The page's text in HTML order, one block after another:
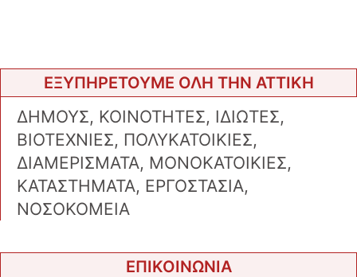
ΕΞΥΠΗΡΕΤΟΥΜΕ ΟΛΗ ΤΗΝ ΑΤΤΙΚΗ
ΔΗΜΟΥΣ, ΚΟΙΝΟΤΗΤΕΣ, ΙΔΙΩΤΕΣ,
ΒΙΟΤΕΧΝΙΕΣ, ΠΟΛΥΚΑΤΟΙΚΙΕΣ,
ΔΙΑΜΕΡΙΣΜΑΤΑ, ΜΟΝΟΚΑΤΟΙΚΙΕΣ,
ΚΑΤΑΣΤΗΜΑΤΑ, ΕΡΓΟΣΤΑΣΙΑ,
ΝΟΣΟΚΟΜΕΙΑ
ΕΠΙΚΟΙΝΩΝΙΑ